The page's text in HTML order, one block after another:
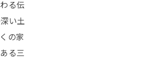
る伝
い土
の家
る三